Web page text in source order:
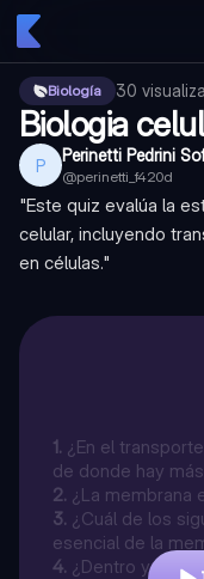
Biología 30
Biologia
P Perinetti Pedrini
@perinetti_f420d
"Este quiz evalúa la
celular, incluyendo
en células."
1. ¿En el
de donde hay
concentración?
2. ¿La membrana
3. ¿Cuál de los
esencial de la
4. ¿Dentro y